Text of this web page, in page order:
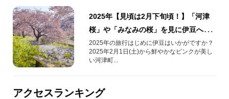
2025年【見頃は2月下旬頃！】「河津
桜」や「みなみの桜」を見に伊豆へ！
開花情報や便利な特急列車を紹介
2025年の旅行はじめに伊豆はいかがですか？
2025年2月1日(土)から鮮やかなピンクが美し
い河津町...
アクセスランキング